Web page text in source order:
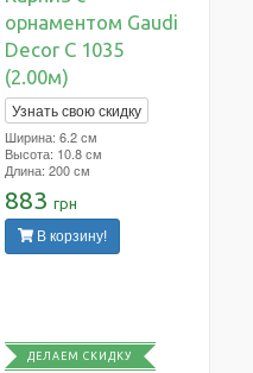
орнаментом Gaudi
Decor C 1035
(2.00м)
Узнать свою скидку
Ширина: 6.2 см
Высота: 10.8 см
Длина: 200 см
883 грн
В корзину!
ДЕЛАЕМ СКИДКУ